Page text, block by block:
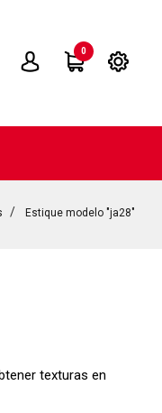
0
Estique modelo "ja28"
texturas en